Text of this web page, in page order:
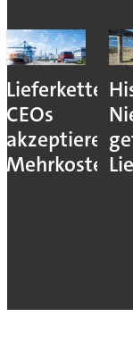
CEOs
akzeptieren
Mehrkosten